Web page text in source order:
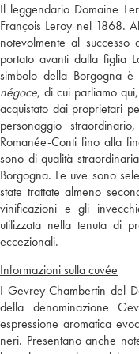
Il leggendario Domaine
François Leroy nel 1868.
notevolmente al
portato avanti dalla figlia
simbolo della Borgogna
négoce, di cui parliamo
acquistato dai proprietari
personaggio
Romanée-Conti fino alla
sono di qualità
Borgogna. Le uve sono
state trattate almeno
vinificazioni e gli
utilizzata nella tenuta di
eccezionali.
Informazioni sulla cuvée
I Gevrey-Chambertin del
della denominazione
espressione aromatica
neri. Presentano anche